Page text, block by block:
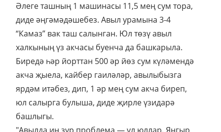
Әлеге ташның 1 машинасы 11,5 мең сум тора,
диде әңгәмәдәшебез. Авыл урамына 3-4
“Камаз” вак таш салынган. Юл төзү авыл
халкының үз акчасы буенча да башкарыла.
Биредә һәр йорттан 500 әр йөз сум күләмендә
акча җыела, кайбер гаиләләр, авылыбызга
ярдәм итәбез, дип, 1 әр мең сум акча биреп,
юл салырга булыша, диде җирле үзидарә
башлыгы.